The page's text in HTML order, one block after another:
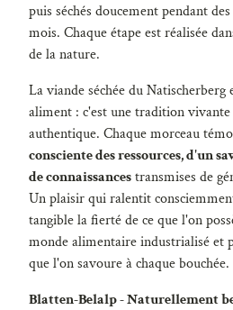
puis séchés doucement pendant
mois. Chaque étape est réalisée
de la nature.
La viande séchée du
aliment : c'est une tradition vivante
authentique. Chaque morceau
consciente des ressources, d'un
de connaissancestransmises de
Un plaisir qui ralentit
tangible la fierté de ce que l'on
monde alimentaire industrialisé et
que l'on savoure à chaque bouchée.
Blatten-Belalp - Naturellement